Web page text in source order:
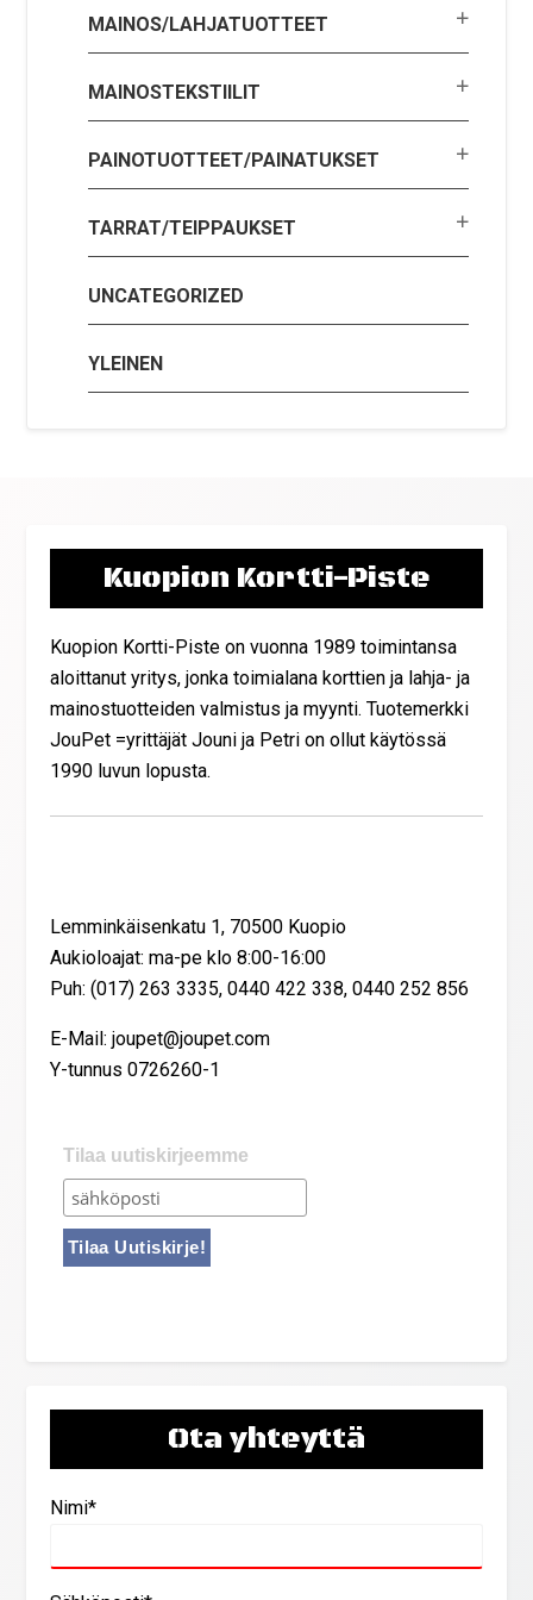
MAINOS/LAHJATUOTTEET
MAINOSTEKSTIILIT
PAINOTUOTTEET/PAINATUKSET
TARRAT/TEIPPAUKSET
UNCATEGORIZED
YLEINEN
Kuopion Kortti-Piste
Kuopion Kortti-Piste on vuonna 1989 toimintansa
aloittanut yritys, jonka toimialana korttien ja lahja- ja
mainostuotteiden valmistus ja myynti. Tuotemerkki
JouPet =yrittäjät Jouni ja Petri on ollut käytössä
1990 luvun lopusta.
Lemminkäisenkatu 1, 70500 Kuopio
Aukioloajat: ma-pe klo 8:00-16:00
Puh: (017) 263 3335, 0440 422 338, 0440 252 856
E-Mail: joupet@joupet.com
Y-tunnus 0726260-1
Tilaa uutiskirjeemme
Ota yhteyttä
Nimi*